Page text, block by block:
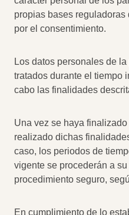
propias bases reguladoras
por el consentimiento.
Los datos personales de
tratados durante el tiempo
cabo las finalidades
Una vez se haya
realizado dichas
caso, los periodos de
vigente se procederán a
procedimiento seguro,
En cumplimiento de lo